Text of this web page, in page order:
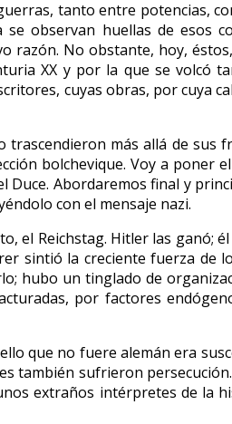
tanto entre potencias,
observan huellas de esos
razón. No obstante, hoy,
XX y por la que se volcó
cuyas obras, por cuya
más allá de sus
bolchevique. Voy a poner
Abordaremos final y
con el mensaje nazi.
el Reichstag. Hitler las ganó;
sintió la creciente fuerza de
hubo un tinglado de
por factores
que no fuere alemán era
también sufrieron
extraños intérpretes de la